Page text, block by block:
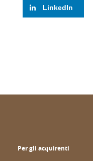
LinkedIn
Per gli acquirenti